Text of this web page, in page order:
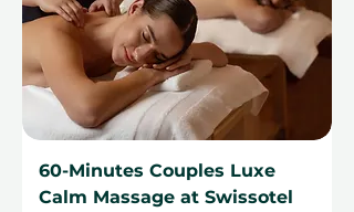
60-Minutes Couples Luxe
Calm Massage at Swissotel